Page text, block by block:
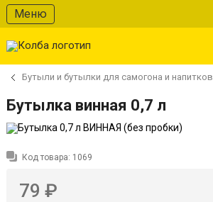
Меню
Бутыли и бутылки для самогона и напитков
Бутылка винная 0,7 л
Код товара: 1069
79 ₽